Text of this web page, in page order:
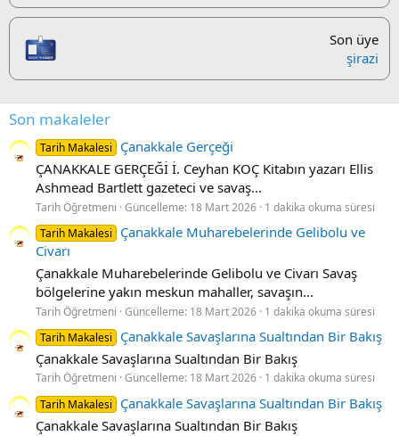
Son üye
şirazi
Son makaleler
Tarih Makalesi
Çanakkale Gerçeği
ÇANAKKALE GERÇEĞİ İ. Ceyhan KOÇ Kitabın yazarı Ellis
Ashmead Bartlett gazeteci ve savaş...
Tarih Öğretmeni Güncelleme: 18 Mart 2026 1 dakika okuma süresi
Tarih Makalesi
Çanakkale Muharebelerinde Gelibolu ve
Civarı
Çanakkale Muharebelerinde Gelibolu ve Civarı Savaş
bölgelerine yakın meskun mahaller, savaşın...
Tarih Öğretmeni Güncelleme: 18 Mart 2026 1 dakika okuma süresi
Tarih Makalesi
Çanakkale Savaşlarına Sualtından Bir Bakış
Çanakkale Savaşlarına Sualtından Bir Bakış
Tarih Öğretmeni Güncelleme: 18 Mart 2026 1 dakika okuma süresi
Tarih Makalesi
Çanakkale Savaşlarına Sualtından Bir Bakış
Çanakkale Savaşlarına Sualtından Bir Bakış